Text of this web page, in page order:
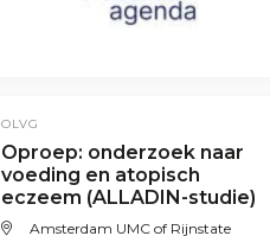
OLVG
Oproep: onderzoek naar
voeding en atopisch
eczeem (ALLADIN-studie)
Amsterdam UMC of Rijnstate